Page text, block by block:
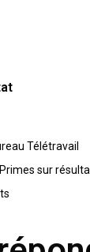
Télétravail
sur